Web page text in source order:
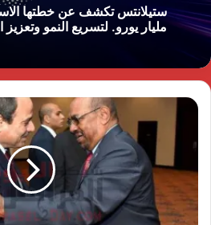
18 مايو، 2026
تجارى اداى فندقى ينطلق من